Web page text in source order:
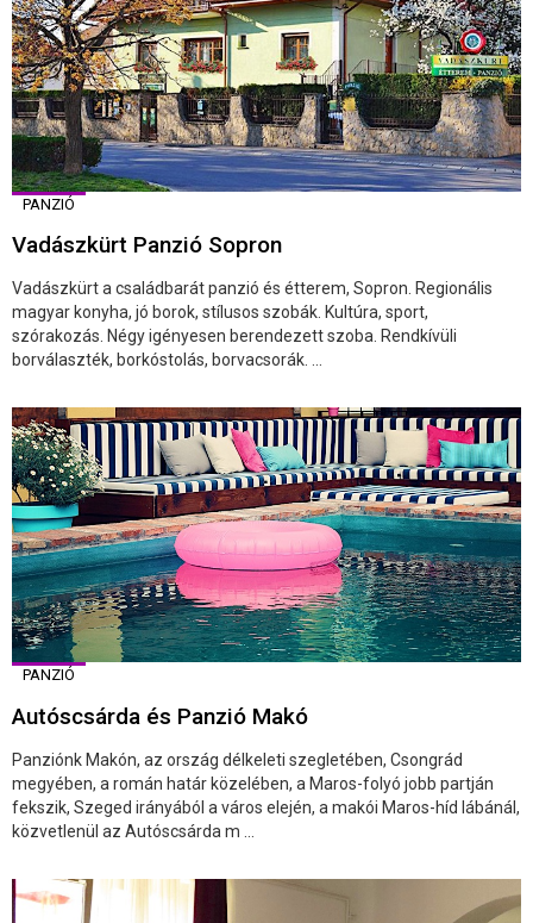
PANZIÓ
Vadászkürt Panzió Sopron
Vadászkürt a családbarát panzió és étterem, Sopron. Regionális
magyar konyha, jó borok, stílusos szobák. Kultúra, sport,
szórakozás. Négy igényesen berendezett szoba. Rendkívüli
borválaszték, borkóstolás, borvacsorák. ...
PANZIÓ
Autóscsárda és Panzió Makó
Panziónk Makón, az ország délkeleti szegletében, Csongrád
megyében, a román határ közelében, a Maros-folyó jobb partján
fekszik, Szeged irányából a város elején, a makói Maros-híd lábánál,
közvetlenül az Autóscsárda m ...